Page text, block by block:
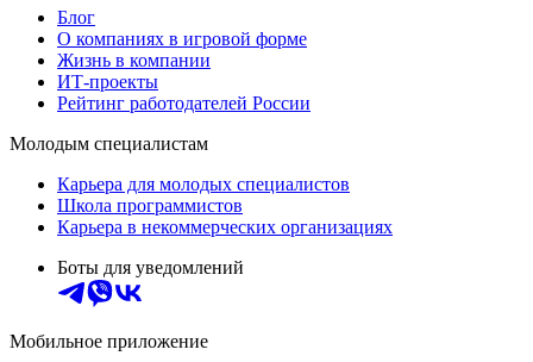
Блог
О компаниях в игровой форме
Жизнь в компании
ИТ-проекты
Рейтинг работодателей России
Молодым специалистам
Карьера для молодых специалистов
Школа программистов
Карьера в некоммерческих организациях
Боты для уведомлений
Мобильное приложение